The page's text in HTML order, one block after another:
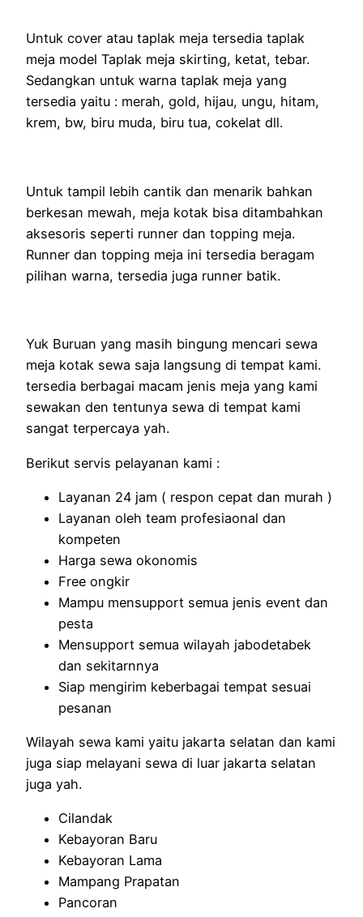
Untuk cover atau taplak meja tersedia taplak
meja model Taplak meja skirting, ketat, tebar.
Sedangkan untuk warna taplak meja yang
tersedia yaitu : merah, gold, hijau, ungu, hitam,
krem, bw, biru muda, biru tua, cokelat dll.
Untuk tampil lebih cantik dan menarik bahkan
berkesan mewah, meja kotak bisa ditambahkan
aksesoris seperti runner dan topping meja.
Runner dan topping meja ini tersedia beragam
pilihan warna, tersedia juga runner batik.
Yuk Buruan yang masih bingung mencari sewa
meja kotak sewa saja langsung di tempat kami.
tersedia berbagai macam jenis meja yang kami
sewakan den tentunya sewa di tempat kami
sangat terpercaya yah.
Berikut servis pelayanan kami :
Layanan 24 jam ( respon cepat dan murah )
Layanan oleh team profesiaonal dan
kompeten
Harga sewa okonomis
Free ongkir
Mampu mensupport semua jenis event dan
pesta
Mensupport semua wilayah jabodetabek
dan sekitarnnya
Siap mengirim keberbagai tempat sesuai
pesanan
Wilayah sewa kami yaitu jakarta selatan dan kami
juga siap melayani sewa di luar jakarta selatan
juga yah.
Cilandak
Kebayoran Baru
Kebayoran Lama
Mampang Prapatan
Pancoran